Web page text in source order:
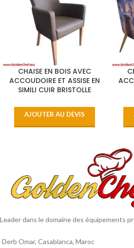
CHAISE EN BOIS AVEC
ACCOUDOIRE ET ASSISE EN
SIMILI CUIR BRISTOLLE
AJOUTER AU DEVIS
Leader dans le domaine des équipements
Derb Omar, Casablanca, Maroc